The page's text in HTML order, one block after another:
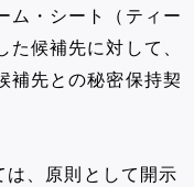
ム・シート（ティー
候補先に対して、
補先との秘密保持契
、原則として開示